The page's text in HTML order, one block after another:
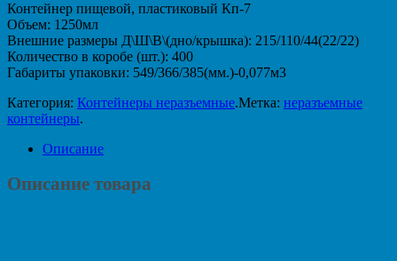
Контейнер пищевой, пластиковый Кп-7
Объем: 1250мл
Внешние размеры Д\Ш\В\(дно/крышка): 215/110/44(22/22)
Количество в коробе (шт.): 400
Габариты упаковки: 549/366/385(мм.)-0,077м3
Категория: Контейнеры неразъемные.Метка: неразъемные
контейнеры.
Описание
Описание товара